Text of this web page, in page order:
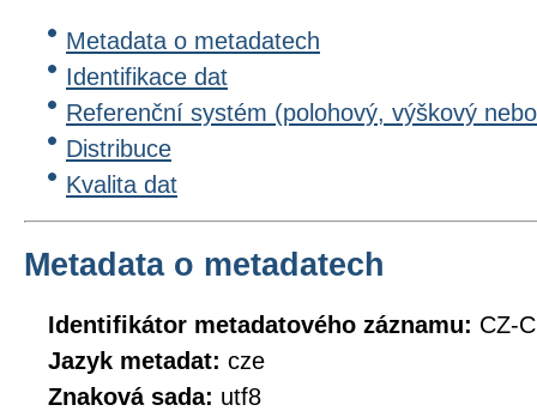
Metadata o metadatech
Identifikace dat
Referenční systém (polohový, výškový
Distribuce
Kvalita dat
Metadata o metadatech
Identifikátor metadatového záznamu: CZ-
Jazyk metadat: cze
Znaková sada: utf8